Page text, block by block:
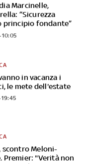
Marcinelle,
“Sicurezza
principio fondante”
10:05
in vacanza i
le mete dell'estate
19:45
scontro Meloni-
Premier: "Verità non